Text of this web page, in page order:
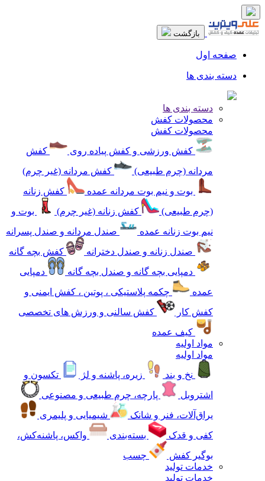
بازگشت
صفحه اول
دسته بندی ها
دسته بندی ها
محصولات کفش
محصولات کفش
کفش ورزشی و کفش پیاده روی
کفش
مردانه (چرم طبیعی)
کفش مردانه (غیر چرم)
بوت و نیم بوت مردانه عمده
کفش زنانه
(چرم طبیعی)
کفش زنانه (غیر چرم)
بوت و
نیم بوت زنانه عمده
صندل مردانه و صندل پسرانه
صندل زنانه و صندل دخترانه
کفش بچه گانه
دمپایی بچه گانه و صندل بچه گانه
دمپایی
عمده
چکمه پلاستیکی ، پوتین ، کفش ایمنی و
کفش کار
کفش سالنی و ورزش های تخصصی
کیف عمده
مواد اولیه
مواد اولیه
نخ و بند
زیره، پاشنه و لژ
تکسون و
اشتروبل
پارچه، چرم طبیعی و مصنوعی
یراق‌آلات، فنر و شانک
شیمیایی و پلیمری
کفی و قدک
بسته‌بندی
واکس، پاشنه‌کش،
بوگیر کفش
چسب
خدمات تولید
خدمات تولید